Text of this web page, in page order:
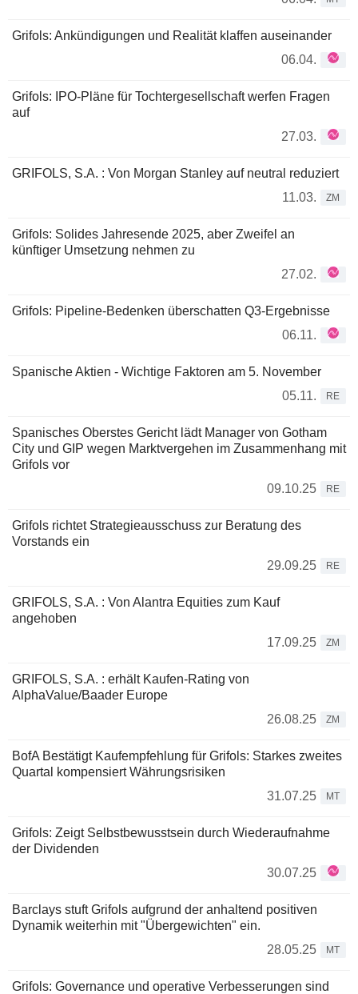
Grifols: Ankündigungen und Realität klaffen auseinander
06.04.
Grifols: IPO-Pläne für Tochtergesellschaft werfen Fragen
auf
27.03.
GRIFOLS, S.A. : Von Morgan Stanley auf neutral reduziert
11.03.
ZM
Grifols: Solides Jahresende 2025, aber Zweifel an
künftiger Umsetzung nehmen zu
27.02.
Grifols: Pipeline-Bedenken überschatten Q3-Ergebnisse
06.11.
Spanische Aktien - Wichtige Faktoren am 5. November
05.11.
RE
Spanisches Oberstes Gericht lädt Manager von Gotham
City und GIP wegen Marktvergehen im Zusammenhang mit
Grifols vor
09.10.25
RE
Grifols richtet Strategieausschuss zur Beratung des
Vorstands ein
29.09.25
RE
GRIFOLS, S.A. : Von Alantra Equities zum Kauf
angehoben
17.09.25
ZM
GRIFOLS, S.A. : erhält Kaufen-Rating von
AlphaValue/Baader Europe
26.08.25
ZM
BofA Bestätigt Kaufempfehlung für Grifols: Starkes zweites
Quartal kompensiert Währungsrisiken
31.07.25
MT
Grifols: Zeigt Selbstbewusstsein durch Wiederaufnahme
der Dividenden
30.07.25
Barclays stuft Grifols aufgrund der anhaltend positiven
Dynamik weiterhin mit "Übergewichten" ein.
28.05.25
MT
Grifols: Governance und operative Verbesserungen sind